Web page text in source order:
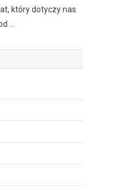
który dotyczy nas
…